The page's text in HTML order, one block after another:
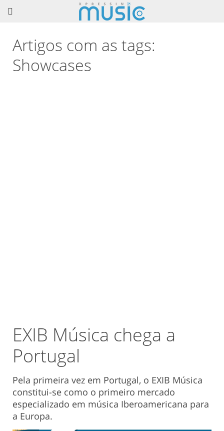
Artigos com as tags:
Showcases
EXIB Música chega a
Portugal
Pela primeira vez em Portugal, o EXIB Música
constitui-se como o primeiro mercado
especializado em música Iberoamericana para
a Europa.